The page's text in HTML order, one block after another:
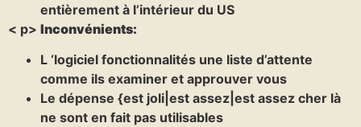
entièrement à l’intérieur du US
< p> Inconvénients:
L ‘logiciel fonctionnalités une liste d’attente
comme ils examiner et approuver vous
Le dépense {est joli|est assez|est assez cher là
ne sont en fait pas utilisables